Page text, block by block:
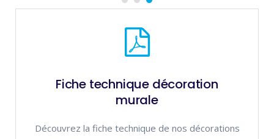
Fiche technique décoration
murale
Découvrez la fiche technique de nos décorations